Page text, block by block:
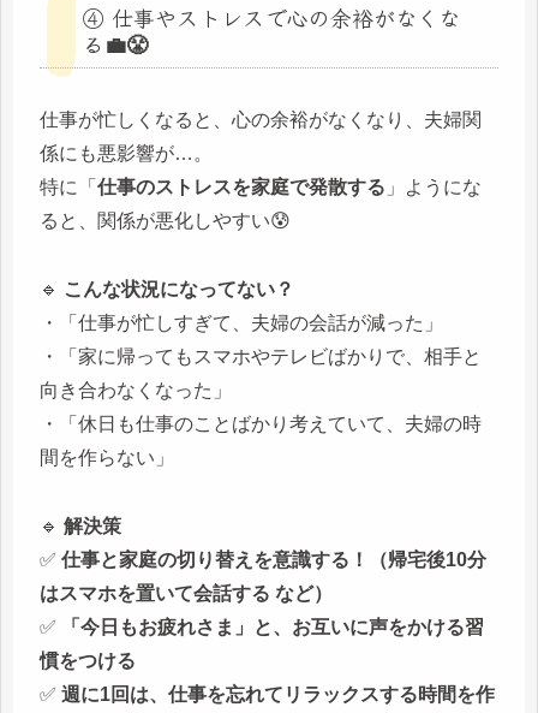
④ 仕事やストレスで心の余裕がなくな
る💼😤
仕事が忙しくなると、心の余裕がなくなり、夫婦関
係にも悪影響が…。
特に「 仕事のストレスを家庭で発散する 」ようにな
ると、関係が悪化しやすい😰
🔹 こんな状況になってない？
・「仕事が忙しすぎて、夫婦の会話が減った」
・「家に帰ってもスマホやテレビばかりで、相手と
向き合わなくなった」
・「休日も仕事のことばかり考えていて、夫婦の時
間を作らない」
🔹 解決策
✅ 仕事と家庭の切り替えを意識する！（帰宅後10分
はスマホを置いて会話する など）
✅
「今日もお疲れさま」と、お互いに声をかける習
慣をつける
✅ 週に1回は、仕事を忘れてリラックスする時間を作